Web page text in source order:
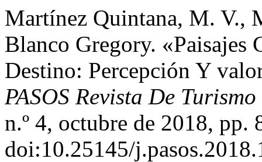
Martínez Quintana, M. V.,
Blanco Gregory. «Paisajes
Destino: Percepción Y
PASOS Revista De
n.º 4, octubre de 2018, pp.
doi:10.25145/